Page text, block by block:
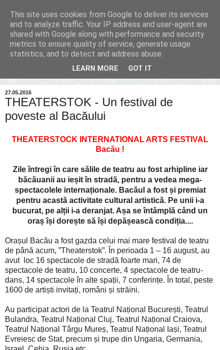
Inima Bacăului
Din inima Bacăului...spre inima ta...
27.05.2016
THEATERSTOK - Un festival de
poveste al Bacăului
THEATERSTOCK INTERNATIONAL ARTS FESTIVAL
Bacău !
Zile întregi în caresălile de teatru au fost arhipline iar
băcăuanii au ieșit în stradă, pentru a vedea mega-
spectacolele internaționale. Bacăul a fost și premiat
pentru acastă activitate cultural artistică. Pe unii i-a
bucurat, pe alții i-a deranjat. Așa seîntâmplă când un
orașîși dorește săîși depășească condiția....
Orașul Bacău a fost gazda celui mai mare festival de teatru
de până acum, ”Theaterstok”. În perioada 1 – 16 august, au
avut loc 16 spectacole de stradă foarte mari, 74 de
spectacole de teatru, 10 concerte, 4 spectacole de teatru-
dans, 14 spectacole în alte spații, 7 conferințe. În total, peste
1600 de artiști invitați, români și străini.
Au participat actori de la Teatrul Național București, Teatru
Bulandra, Teatrul Național Cluj, Teatrul Național Craiova,
Teatrul Național Târgu Mureș, Teatrul Național Iași, Teatrul
Evreiesc de Stat, precum și trupe din Ungaria, Germania,
This site uses cookies from Google to deliver its services
and to analyze traffic. Your IP address and user-agent are
shared with Google along with performance and security
metrics to ensure quality of service, generate usage
statistics, and to detect and address abuse.
LEARN MORE GOT IT